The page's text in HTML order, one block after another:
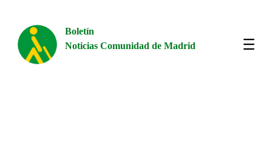
Boletín
Noticias Comunidad de Madrid